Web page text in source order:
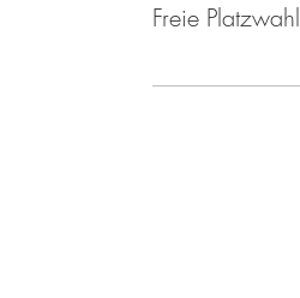
Freie Platzwahl